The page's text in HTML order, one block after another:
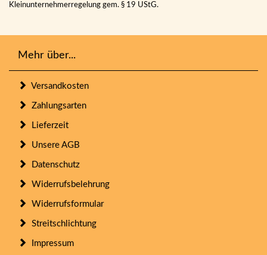
Kleinunternehmerregelung gem. § 19 UStG.
Mehr über...
Versandkosten
Zahlungsarten
Lieferzeit
Unsere AGB
Datenschutz
Widerrufsbelehrung
Widerrufsformular
Streitschlichtung
Impressum